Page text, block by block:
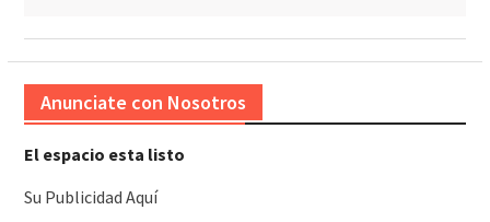
Anunciate con Nosotros
El espacio esta listo
Su Publicidad Aquí